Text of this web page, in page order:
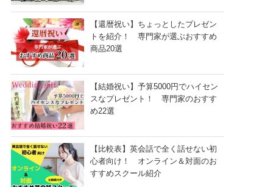
【還暦祝い】ちょっとしたプレゼン
トを紹介！ 専門家が選ぶおすすめ
商品20選
【結婚祝い】予算5000円でハイセン
スなプレゼント！ 専門家のおすす
め22選
【比較表】英会話で全く話せない初
心者向け！ オンライン＆対面のお
すすめスクール紹介